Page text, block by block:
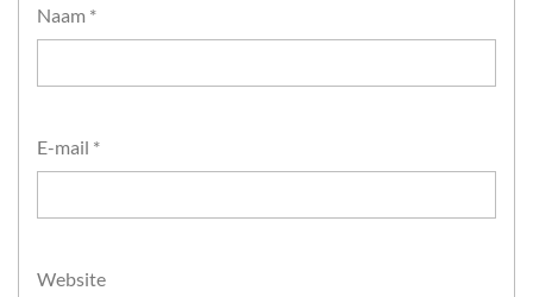
Naam *
E-mail *
Website